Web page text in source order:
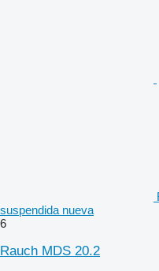
suspendida nueva
6
Rauch MDS 20.2